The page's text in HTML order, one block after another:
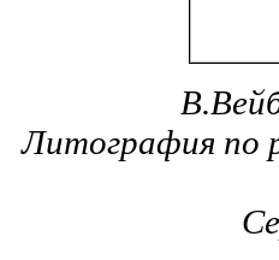
Литография по